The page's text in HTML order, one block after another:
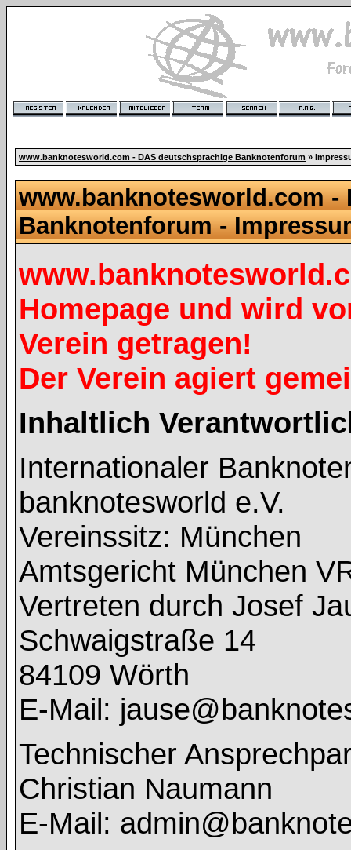
www.banknotesworld.com - DAS deutschsprachige Banknotenforum »
www.banknotesworld.com -
Banknotenforum -
Homepage und wird
Verein getragen!
Der Verein agiert
Inhaltlich
Internationaler
banknotesworld e.V.
Vereinssitz: München
Amtsgericht München
Vertreten durch Josef
Schwaigstraße 14
84109 Wörth
E-Mail:
Technischer
Christian Naumann
E-Mail: